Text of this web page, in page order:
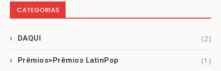
CATEGORIAS
DAQUI (2)
Prêmios>Prêmios LatinPop (1)